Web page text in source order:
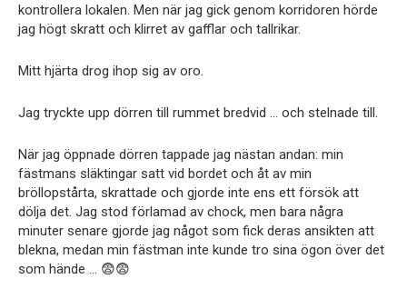
kontrollera lokalen. Men när jag gick genom korridoren hörde
jag högt skratt och klirret av gafflar och tallrikar.
Mitt hjärta drog ihop sig av oro.
Jag tryckte upp dörren till rummet bredvid … och stelnade till.
När jag öppnade dörren tappade jag nästan andan: min
fästmans släktingar satt vid bordet och åt av min
bröllopstårta, skrattade och gjorde inte ens ett försök att
dölja det. Jag stod förlamad av chock, men bara några
minuter senare gjorde jag något som fick deras ansikten att
blekna, medan min fästman inte kunde tro sina ögon över det
som hände … 😨😨